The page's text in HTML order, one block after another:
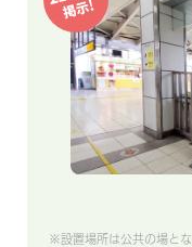
※設置場所は公共の場とな